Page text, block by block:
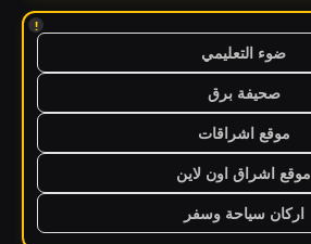
!
ضوء التعليمي
صحيفة برق
موقع اشراقات
موقع اشراق اون لاين
اركان سياحة وسفر